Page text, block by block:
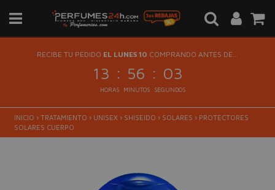
RECIBE TU PEDIDO EL LUNES 10 COMPRANDO ANTES DE...
13 : 56 : 03
HORAS MINUTOS SEGUNDOS
INICIO › TRATAMIENTO › UNISEX › SHISEIDO › SOLARES › PROTECTORES
SOLARES CUERPO